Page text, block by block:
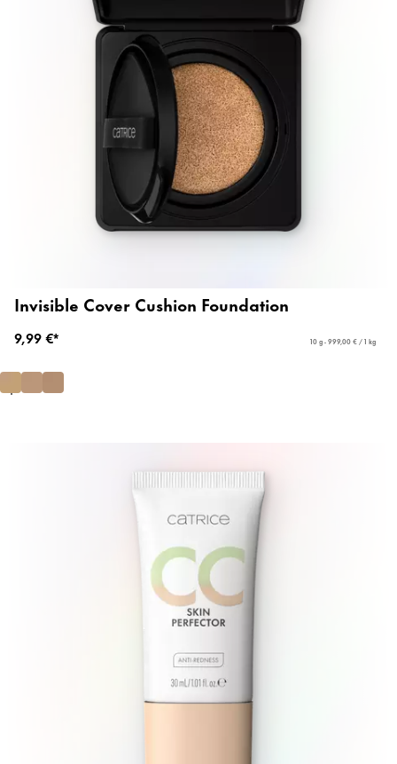
Invisible Cover Cushion Foundation
9,99 €* 10 g - 999,00 € / 1 kg